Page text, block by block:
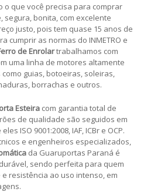
o que você precisa para comprar
segura, bonita, com excelente
justo, pois tem quase 15 anos de
cumprir as normas do INMETRO e
de Enrolartrabalhamos com
uma linha de motores altamente
guias, botoeiras, soleiras,
borrachas e outros.
Esteira com garantia total de
de qualidade são seguidos em
ISO 9001:2008, IAF, ICBr e OCP.
e engenheiros especializados,
da Guaruportas Paraná é
sendo perfeita para quem
resistência ao uso intenso, em